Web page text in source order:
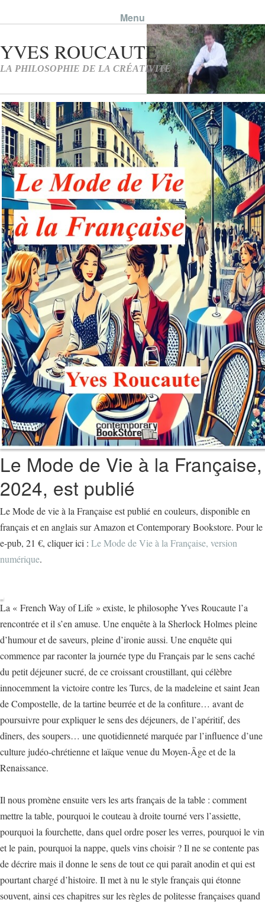
Menu
Skip to content
Le Mode de Vie à la Française,
2024, est publié
Le Mode de vie à la Française est publié en couleurs, disponible en
français et en anglais sur Amazon et Contemporary Bookstore. Pour le
e-pub, 21 €, cliquer ici : Le Mode de Vie à la Française, version
numérique.
La « French Way of Life » existe, le philosophe Yves Roucaute l’a
rencontrée et il s’en amuse. Une enquête à la Sherlock Holmes pleine
d’humour et de saveurs, pleine d’ironie aussi. Une enquête qui
commence par raconter la journée type du Français par le sens caché
du petit déjeuner sucré, de ce croissant croustillant, qui célèbre
innocemment la victoire contre les Turcs, de la madeleine et saint Jean
de Compostelle, de la tartine beurrée et de la confiture… avant de
poursuivre pour expliquer le sens des déjeuners, de l’apéritif, des
dîners, des soupers… une quotidienneté marquée par l’influence d’une
culture judéo-chrétienne et laïque venue du Moyen-Âge et de la
Renaissance.
Il nous promène ensuite vers les arts français de la table : comment
mettre la table, pourquoi le couteau à droite tourné vers l’assiette,
pourquoi la fourchette, dans quel ordre poser les verres, pourquoi le vin
et le pain, pourquoi la nappe, quels vins choisir ? Il ne se contente pas
de décrire mais il donne le sens de tout ce qui paraît anodin et qui est
pourtant chargé d’histoire. Il met à nu le style français qui étonne
souvent, ainsi ces chapitres sur les règles de politesse françaises quand